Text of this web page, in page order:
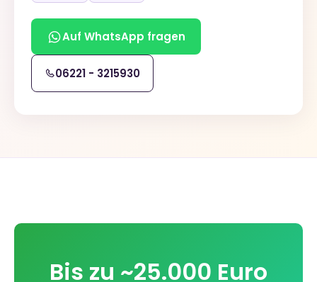
Auf WhatsApp fragen
06221 - 3215930
Bis zu ~25.000 Euro